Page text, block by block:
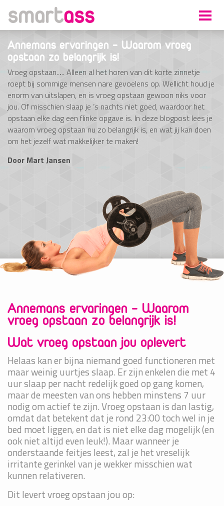
Annemans ervaringen - Waarom vroeg
opstaan zo belangrijk is!
Vroeg opstaan… Alleen al het horen van dit korte zinnetje
roept bij sommige mensen nare gevoelens op. Wellicht houd je
enorm van uitslapen, en is vroeg opstaan gewoon niks voor
jou. Of misschien slaap je ’s nachts niet goed, waardoor het
opstaan elke dag een flinke opgave is. In deze blogpost lees je
waarom vroeg opstaan nu zo belangrijk is, en wat jij kan doen
om het jezelf wat makkelijker te maken!
Door Mart Jansen
Annemans ervaringen - Waarom
vroeg opstaan zo belangrijk is!
Wat vroeg opstaan jou oplevert
Helaas kan er bijna niemand goed functioneren met
maar weinig uurtjes slaap. Er zijn enkelen die met 4
uur slaap per nacht redelijk goed op gang komen,
maar de meesten van ons hebben minstens 7 uur
nodig om actief te zijn. Vroeg opstaan is dan lastig,
omdat dat betekent dat je rond 23:00 toch wel in je
bed moet liggen, en dat is niet elke dag mogelijk (en
ook niet altijd even leuk!). Maar wanneer je
onderstaande feitjes leest, zal je het vreselijk
irritante gerinkel van je wekker misschien wat
kunnen relativeren.
Dit levert vroeg opstaan jou op: